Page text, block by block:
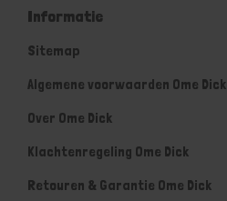
Informatie
Sitemap
Algemene voorwaarden Ome Dick
Over Ome Dick
Klachtenregeling Ome Dick
Retouren & Garantie Ome Dick